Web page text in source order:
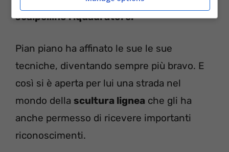
scalpellino riquadratore.
Pian piano ha affinato le sue le sue
tecniche, diventando sempre più bravo. E
così si è aperta per lui una strada nel
mondo della scultura lignea che gli ha
anche permesso di ricevere importanti
riconoscimenti.